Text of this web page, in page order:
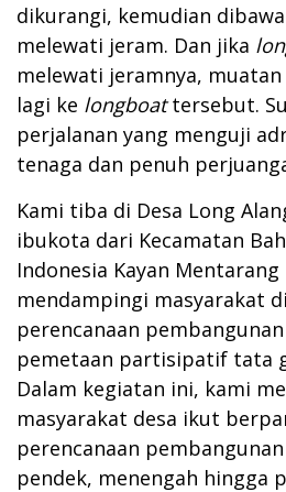
dikurangi, kemudian
melewati jeram. Dan jika
melewati jeramnya,
lagi ke longboattersebut.
perjalanan yang menguji
tenaga dan penuh
Kami tiba di Desa Long
ibukota dari Kecamatan
Indonesia Kayan
mendampingi masyarakat
perencanaan
pemetaan partisipatif tata
Dalam kegiatan ini, kami
masyarakat desa ikut
perencanaan
pendek, menengah hingga